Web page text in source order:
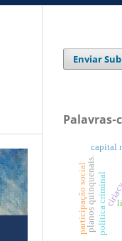
Enviar
Palavras-
capital
política criminal
planos quinquenais.
participação social